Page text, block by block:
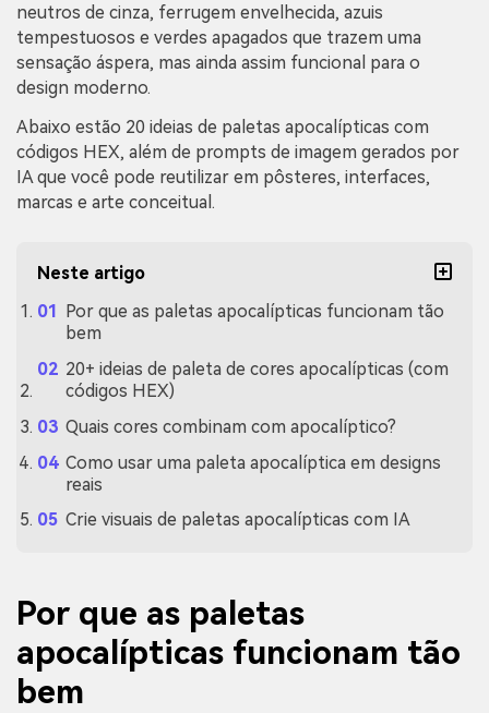
neutros de cinza, ferrugem envelhecida, azuis
tempestuosos e verdes apagados que trazem uma
sensação áspera, mas ainda assim funcional para o
design moderno.
Abaixo estão 20 ideias de paletas apocalípticas com
códigos HEX, além de prompts de imagem gerados por
IA que você pode reutilizar em pôsteres, interfaces,
marcas e arte conceitual.
Neste artigo
Por que as paletas apocalípticas funcionam tão
bem
20+ ideias de paleta de cores apocalípticas (com
códigos HEX)
Quais cores combinam com apocalíptico?
Como usar uma paleta apocalíptica em designs
reais
Crie visuais de paletas apocalípticas com IA
Por que as paletas
apocalípticas funcionam tão
bem